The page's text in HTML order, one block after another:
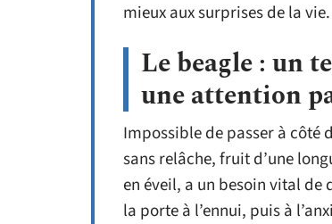
mieux aux surprises de la vie.
Le beagle : un
une attention
Impossible de passer à côté
sans relâche, fruit d’une
en éveil, a un besoin vital de
la porte à l’ennui, puis à